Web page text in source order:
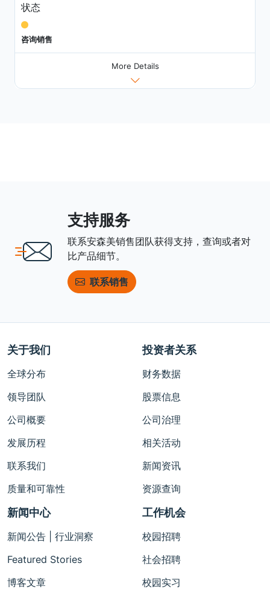
状态
咨询销售
More Details
支持服务
联系安森美销售团队获得支持，查询或者对
比产品细节。
联系销售
关于我们
全球分布
领导团队
公司概要
发展历程
联系我们
质量和可靠性
投资者关系
财务数据
股票信息
公司治理
相关活动
新闻资讯
资源查询
新闻中心
新闻公告 | 行业洞察
Featured Stories
博客文章
工作机会
校园招聘
社会招聘
校园实习